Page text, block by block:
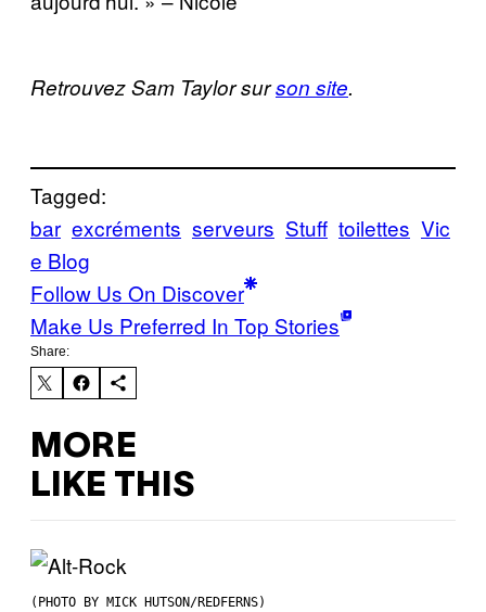
Retrouvez Sam Taylor surson site.
Tagged:
bar excréments serveurs Stuff toilettes Vic
e Blog
Follow Us On Discover
Make Us Preferred In Top Stories
Share:
MORE
LIKE THIS
(PHOTO BY MICK HUTSON/REDFERNS)